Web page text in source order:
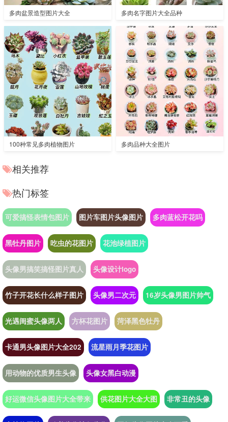
多肉盆景造型图片大全 多肉名字图片大全品种
100种常见多肉植物图片 多肉品种大全图片
相关推荐
热门标签
可爱搞怪表情包图片 图片车图片头像图片 多肉蓝松开花吗
黑牡丹图片 吃虫的花图片 花池绿植图片
头像男搞笑搞怪图片真人 头像设计logo
竹子开花长什么样子图片 头像男二次元 16岁头像男图片帅气
光遇闺蜜头像两人 方杯花图片 菏泽黑色牡丹
卡通男头像图片大全202 流星雨月季花图片
用动物的优质男生头像 头像女黑白动漫
好运微信头像图片大全带来 供花图片大全大图 非常丑的头像